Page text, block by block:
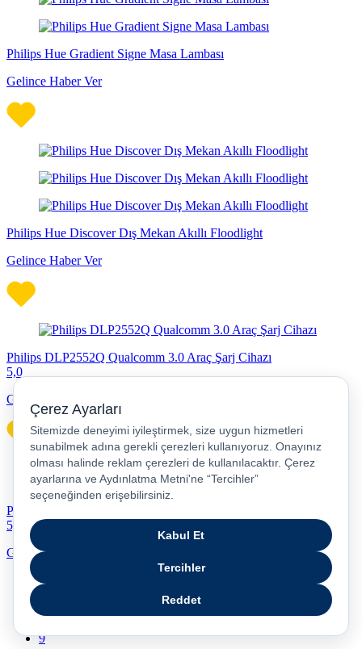
Philips Hue Gradient Signe Masa Lambası
Gelince Haber Ver
Philips Hue Discover Dış Mekan Akıllı Floodlight
Gelince Haber Ver
Philips DLP2552Q Qualcomm 3.0 Araç Şarj Cihazı
5,0
Gelince Haber Ver
Philips CHP7010W 1140 Joule Tekli Akım Korumalı Priz
5,0
Gelince Haber Ver
1
9